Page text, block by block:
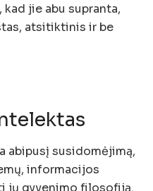
jie abu supranta,
atsitiktinis ir be
abipusį susidomėjimą,
informacijos
jų gyvenimo filosofiją.